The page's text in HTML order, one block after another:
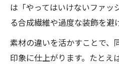
は「やってはいけないファッ
る合成繊維や過度な装飾を避
素材の違いを活かすことで、
印象に仕上がります。たとえ